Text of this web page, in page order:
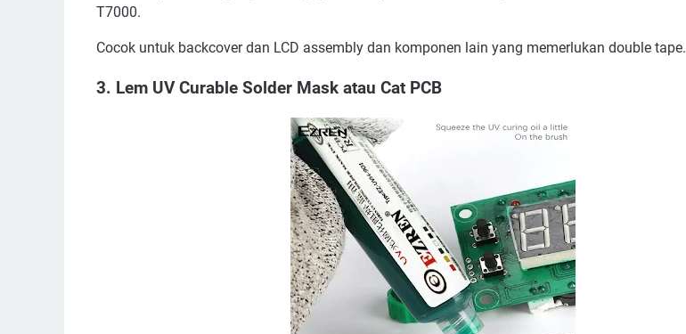
T7000.
Cocok untuk backcover dan LCD assembly dan komponen lain yang memerlukan double tape.
3. Lem UV Curable Solder Mask atau Cat PCB